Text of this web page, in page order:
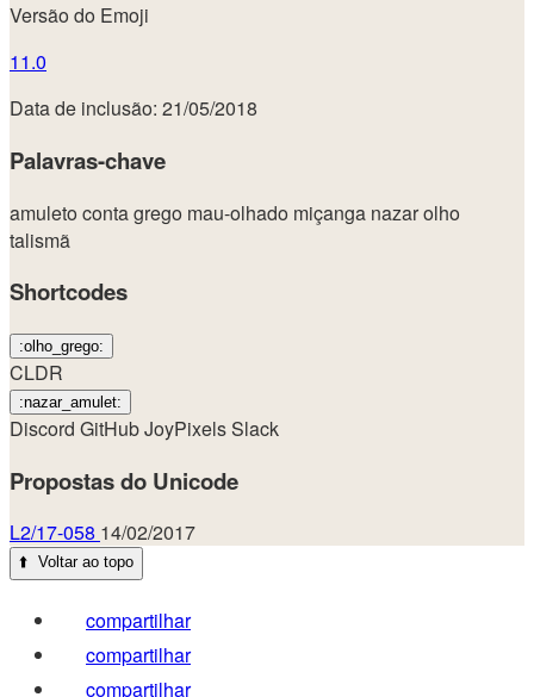
Versão do Emoji
11.0
Data de inclusão: 21/05/2018
Palavras-chave
amuleto contagrego mau-olhado miçanga nazarolho
talismã
Shortcodes
:olho_grego:
CLDR
:nazar_amulet:
Discord GitHubJoyPixelsSlack
Propostas do Unicode
L2/17-058 14/02/2017
⬆️ Voltar ao topo
compartilhar
compartilhar
compartilhar